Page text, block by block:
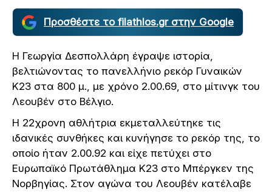
Προσθέστε το filathlos.gr στην Google
Η Γεωργία Δεσπολλάρη έγραψε ιστορία,
βελτιώνοντας το πανελλήνιο ρεκόρ Γυναικών
Κ23 στα 800 μ., με χρόνο 2.00.69, στο μίτινγκ του
Λεουβέν στο Βέλγιο.
Η 22χρονη αθλήτρια εκμεταλλεύτηκε τις
ιδανικές συνθήκες και κυνήγησε το ρεκόρ της, το
οποίο ήταν 2.00.92 και είχε πετύχει στο
Ευρωπαϊκό Πρωτάθλημα Κ23 στο Μπέργκεν της
Νορβηγίας. Στον αγώνα του Λεουβέν κατέλαβε